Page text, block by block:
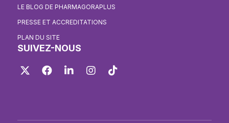
LE BLOG DE PHARMAGORAPLUS
PRESSE ET ACCREDITATIONS
PLAN DU SITE
SUIVEZ-NOUS
Twitter FacebookLinkedIn Instagram